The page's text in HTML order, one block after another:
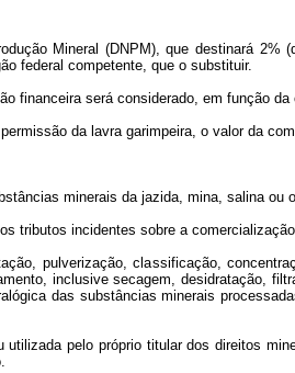
Mineral (DNPM), que destinará
federal competente, que o substituir.
financeira será considerado, em função
da lavra garimpeira, o valor da
minerais da jazida, mina, salina
tributos incidentes sobre a
pulverização, classificação,
inclusive secagem, desidratação,
das substâncias minerais
pelo próprio titular dos direitos